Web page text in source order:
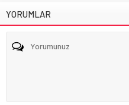
YORUMLAR